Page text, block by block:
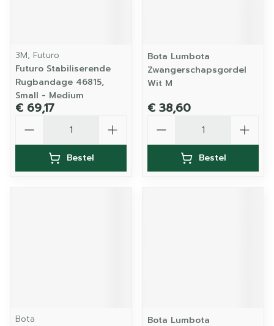
3M, Futuro
Futuro Stabiliserende
Rugbandage 46815,
Small - Medium
€ 69,17
Bestel
Bota Lumbota
Zwangerschapsgordel
Wit M
€ 38,60
Bestel
Bota
Bota Lumbota